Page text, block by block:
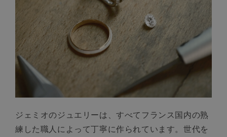
ジェミオのジュエリーは、すべてフランス国内の熟
練した職人によって丁寧に作られています。世代を